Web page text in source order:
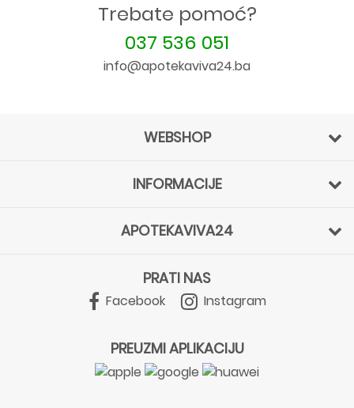
Trebate pomoć?
037 536 051
info@apotekaviva24.ba
WEBSHOP
INFORMACIJE
APOTEKAVIVA24
PRATI NAS
Facebook Instagram
PREUZMI APLIKACIJU